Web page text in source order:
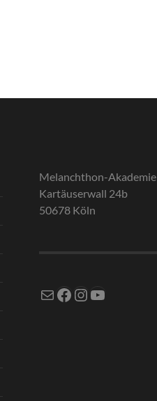
Melanchthon-Akademie
Kartäuserwall 24b
50678 Köln
E-MailFacebook
Instagram
YouTube